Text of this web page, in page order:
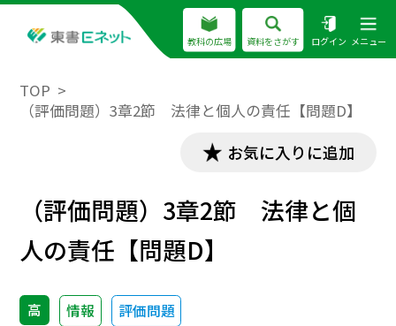
教科の広場 資料をさがす ログイン メニュー
TOP
（評価問題）3章2節 法律と個人の責任【問題D】
お気に入りに追加
（評価問題）3章2節 法律と個
人の責任【問題D】
高 情報 評価問題